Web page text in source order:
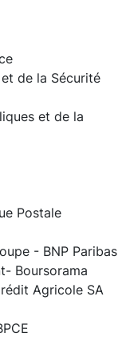
de la Sécurité
et de la
Postale
- BNP Paribas
Boursorama
Agricole SA